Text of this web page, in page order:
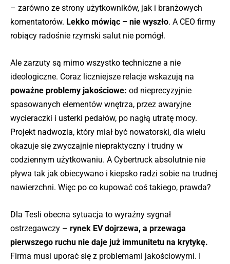
– zarówno ze strony użytkowników, jak i branżowych
komentatorów. Lekko mówiąc – nie wyszło. A CEO firmy
robiący radośnie rzymski salut nie pomógł.
Ale zarzuty są mimo wszystko techniczne a nie
ideologiczne. Coraz liczniejsze relacje wskazują na
poważne problemy jakościowe: od nieprecyzyjnie
spasowanych elementów wnętrza, przez awaryjne
wycieraczki i usterki pedałów, po nagłą utratę mocy.
Projekt nadwozia, który miał być nowatorski, dla wielu
okazuje się zwyczajnie niepraktyczny i trudny w
codziennym użytkowaniu. A Cybertruck absolutnie nie
pływa tak jak obiecywano i kiepsko radzi sobie na trudnej
nawierzchni. Więc po co kupować coś takiego, prawda?
Dla Tesli obecna sytuacja to wyraźny sygnał
ostrzegawczy – rynek EV dojrzewa, a przewaga
pierwszego ruchu nie daje już immunitetu na krytykę.
Firma musi uporać się z problemami jakościowymi. I